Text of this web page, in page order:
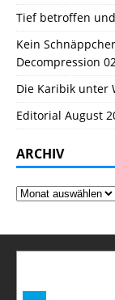
Tief betroffen
Kein
Decompression
Die Karibik unter
Editorial August
ARCHIV